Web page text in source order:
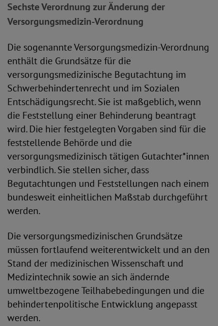
Sechste Verordnung zur Änderung der
Versorgungsmedizin-Verordnung
Die sogenannte Versorgungsmedizin-Verordnung
enthält die Grundsätze für die
versorgungsmedizinische Begutachtung im
Schwerbehindertenrecht und im Sozialen
Entschädigungsrecht. Sie ist maßgeblich, wenn
die Feststellung einer Behinderung beantragt
wird. Die hier festgelegten Vorgaben sind für die
feststellende Behörde und die
versorgungsmedizinisch tätigen Gutachter*innen
verbindlich. Sie stellen sicher, dass
Begutachtungen und Feststellungen nach einem
bundesweit einheitlichen Maßstab durchgeführt
werden.
Die versorgungsmedizinischen Grundsätze
müssen fortlaufend weiterentwickelt und an den
Stand der medizinischen Wissenschaft und
Medizintechnik sowie an sich ändernde
umweltbezogene Teilhabebedingungen und die
behindertenpolitische Entwicklung angepasst
werden.